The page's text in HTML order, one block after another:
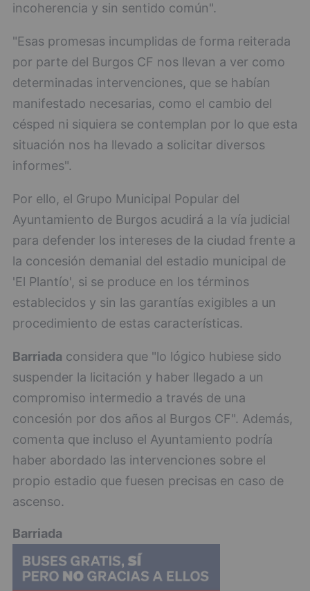
incoherencia y sin sentido común".
"Esas promesas incumplidas de forma reiterada
por parte del Burgos CF nos llevan a ver como
determinadas intervenciones, que se habían
manifestado necesarias, como el cambio del
césped ni siquiera se contemplan por lo que esta
situación nos ha llevado a solicitar diversos
informes".
Por ello, el Grupo Municipal Popular del
Ayuntamiento de Burgos acudirá a la vía judicial
para defender los intereses de la ciudad frente a
la concesión demanial del estadio municipal de
'El Plantío', si se produce en los términos
establecidos y sin las garantías exigibles a un
procedimiento de estas características.
Barriada considera que "lo lógico hubiese sido
suspender la licitación y haber llegado a un
compromiso intermedio a través de una
concesión por dos años al Burgos CF". Además,
comenta que incluso el Ayuntamiento podría
haber abordado las intervenciones sobre el
propio estadio que fuesen precisas en caso de
ascenso.
Barriada